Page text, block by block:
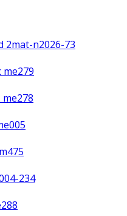
n2026-73
234